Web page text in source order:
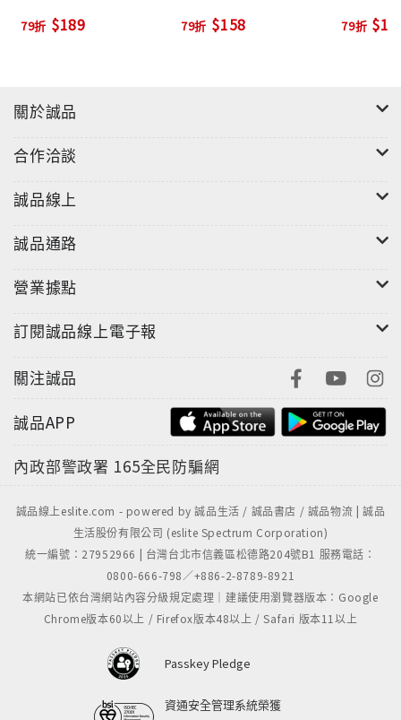
79折 $189 79折 $158 79折
關於誠品
合作洽談
誠品線上
誠品通路
營業據點
訂閱誠品線上電子報
關注誠品
誠品APP
內政部警政署 165全民防騙網
誠品線上eslite.com - powered by 誠品生活 / 誠品書店 / 誠品物流 | 誠品
生活股份有限公司 (eslite Spectrum Corporation)
統一編號：27952966 | 台灣台北市信義區松德路204號B1 服務電話：
0800-666-798／+886-2-8789-8921
本網站已依台灣網站內容分級規定處理｜建議使用瀏覽器版本：Google
Chrome版本60以上 / Firefox版本48以上 / Safari 版本11以上
Passkey Pledge
資通安全管理系統榮獲